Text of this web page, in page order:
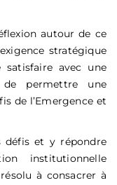
autour de ce
stratégique
satisfaire avec une
de permettre une
de l’Emergence et
défis et y répondre
institutionnelle
à consacrer à